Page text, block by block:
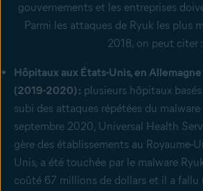
gouvernements et les entreprises
Parmi les attaques de Ryuk les plus
2018, on peut citer :
Hôpitaux aux États-Unis, en
(2019-2020) : plusieurs hôpitaux
subi des attaques répétées du malware
septembre 2020, Universal Health
gère des établissements au Royaume-
Unis, a été touchée par le malware
coûté 67 millions de dollars et il a fallu